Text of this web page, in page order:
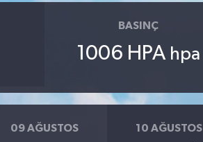
BASINÇ
1006 HPA hpa
09 AĞUSTOS 10 AĞUSTOS